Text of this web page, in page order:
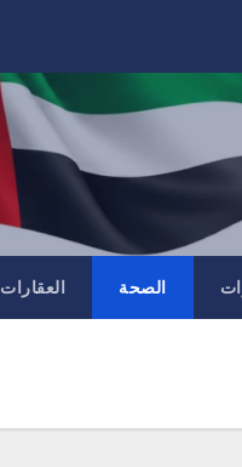
الصحة العقارات